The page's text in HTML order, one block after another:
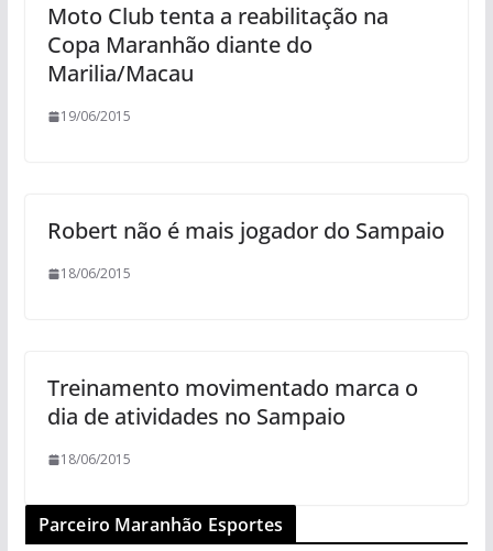
Moto Club tenta a reabilitação na
Copa Maranhão diante do
Marilia/Macau
19/06/2015
Robert não é mais jogador do Sampaio
18/06/2015
Treinamento movimentado marca o
dia de atividades no Sampaio
18/06/2015
Parceiro Maranhão Esportes